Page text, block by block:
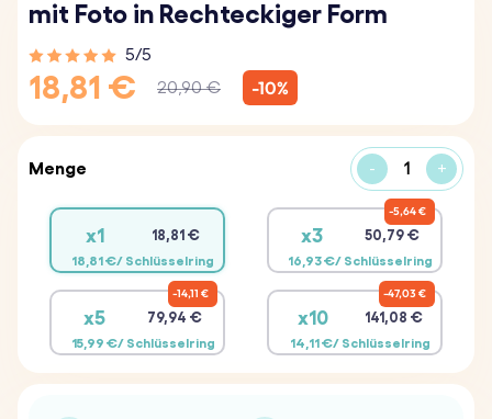
mit Foto in Rechteckiger Form
5/5
18,81 € 20,90 € -10%
Menge - +
x1 18,81 €
18,81 €/ Schlüsselring
x3 50,79 €
16,93 €/ Schlüsselring
5,64 €
x5 79,94 €
15,99 €/ Schlüsselring
14,11 €
x10 141,08 €
14,11 €/ Schlüsselring
47,03 €